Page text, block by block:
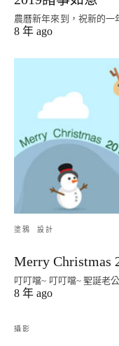
農曆新年來到，祝新的一
8 年 ago
塗鴉 設計
Merry Christmas
叮叮噹~ 叮叮噹~ 聖誕老公
8 年 ago
攝影